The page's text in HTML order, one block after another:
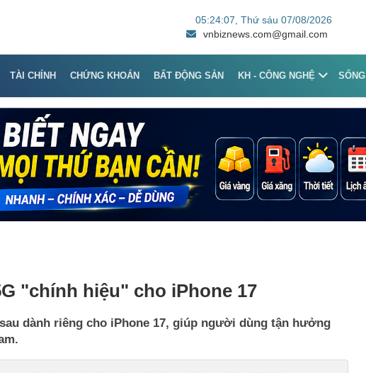
05:24:07 , Thứ sáu 07/08/2026
vnbiznews.com@gmail.com
TÀI CHÍNH CHỨNG KHOÁN BẤT ĐỘNG SẢN KH - CÔNG NGHỆ SỐNG
"chính hiệu" cho iPhone 17
dành riêng cho iPhone 17, giúp người dùng tận hưởng